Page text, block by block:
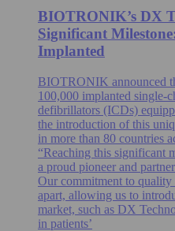
BIOTRONIK’s DX
Significant
Implanted
BIOTRONIK announced
100,000 implanted single-
defibrillators (ICDs)
the introduction of this
in more than 80 countries
“Reaching this significant
a proud pioneer and
Our commitment to quality
apart, allowing us to
market, such as DX
in patients’